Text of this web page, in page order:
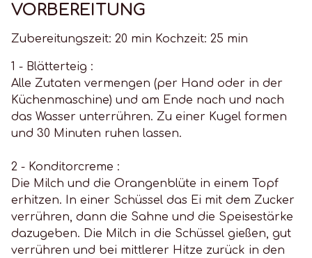
VORBEREITUNG
Zubereitungszeit: 20 min Kochzeit: 25 min
1 - Blätterteig :
Alle Zutaten vermengen (per Hand oder in der
Küchenmaschine) und am Ende nach und nach
das Wasser unterrühren. Zu einer Kugel formen
und 30 Minuten ruhen lassen.
2 - Konditorcreme :
Die Milch und die Orangenblüte in einem Topf
erhitzen. In einer Schüssel das Ei mit dem Zucker
verrühren, dann die Sahne und die Speisestärke
dazugeben. Die Milch in die Schüssel gießen, gut
verrühren und bei mittlerer Hitze zurück in den